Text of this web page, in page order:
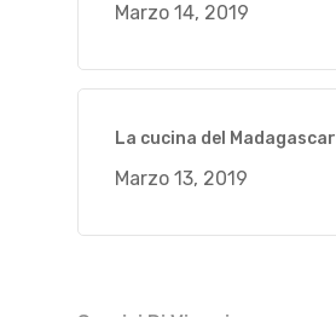
Marzo 14, 2019
La cucina del Madagascar
Marzo 13, 2019